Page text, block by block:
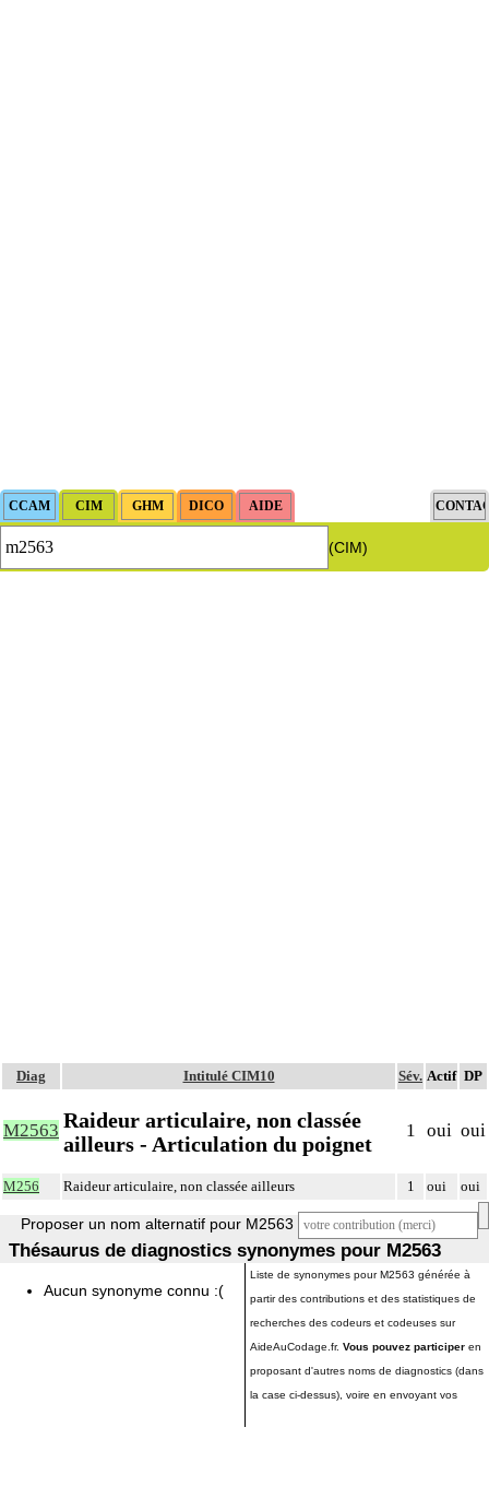
(CIM)
Diag Intitulé CIM10 Sév. Actif DP
M2563 Raideur articulaire, non classée
ailleurs - Articulation du poignet
1 oui oui
M256 Raideur articulaire, non classée ailleurs 1 oui oui
Proposer un nom alternatif pour M2563
Thésaurus de diagnostics synonymes pour M2563
Aucun synonyme connu :(
Liste de synonymes pour M2563 générée à
partir des contributions et des statistiques de
recherches des codeurs et codeuses sur
AideAuCodage.fr. Vous pouvez participer en
proposant d'autres noms de diagnostics (dans
la case ci-dessus), voire en envoyant vos